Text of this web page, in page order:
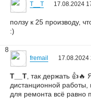
T__T 17.08.2024
ползу к 25 производу,
:)
8
fremail 17.08.2024
T__T , так держать
дистанционной
для ремонта всё равно